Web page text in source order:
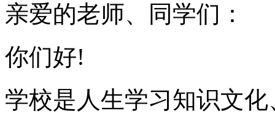
亲爱的老师、同学们：
你们好!
学校是人生学习知识文